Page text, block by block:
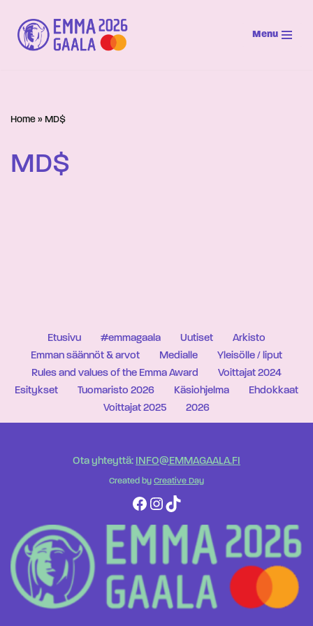
Siirry
suoraan
Menu
Home » MD$
MD$
Etusivu #emmagaala Uutiset
Arkisto
Emman säännöt & arvot
Medialle
Yleisölle / liput
Rules and values of the Emma Award
Voittajat 2024
Esitykset
Tuomaristo 2026 Käsiohjelma
Ehdokkaat
Voittajat 2025
2026
Ota yhteyttä: INFO@EMMAGAALA.FI
Created by Creative Day